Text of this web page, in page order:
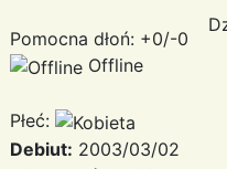
Pomocna dłoń: +0/-0
Offline
Płeć:
Debiut: 2003/03/02